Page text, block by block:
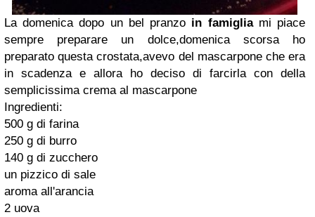
La domenica dopo un bel pranzo in famigliami piace
sempre preparare un dolce,domenica scorsa ho
preparato questa crostata,avevo del mascarpone che era
in scadenza e allora ho deciso di farcirla con della
semplicissima crema al mascarpone
Ingredienti:
500 g di farina
250 g di burro
140 g di zucchero
un pizzico di sale
aroma all'arancia
2 uova